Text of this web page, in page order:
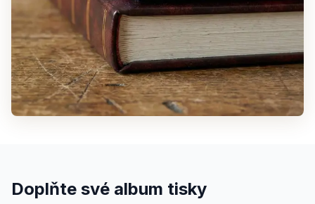
Doplňte své album tisky